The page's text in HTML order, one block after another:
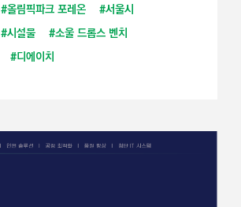
#올림픽파크 포레온
#서울시
#시설물
#소울 드롭스 벤치
#디에이치